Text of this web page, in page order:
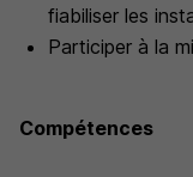
fiabiliser les
Participer à la
Compétences